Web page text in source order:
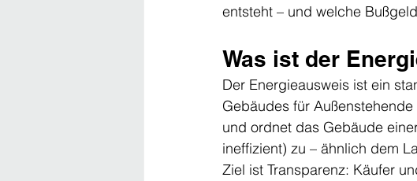
entsteht – und welche
Was ist der
Der Energieausweis ist ein
Gebäudes für
und ordnet das Gebäude
ineffizient) zu – ähnlich dem
Ziel ist Transparenz: Käufer